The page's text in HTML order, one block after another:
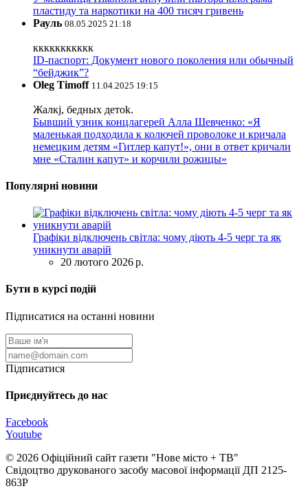
пластиду та наркотики на 400 тисяч гривень
Рауль 08.05.2025 21:18
ккккккккккк
ID-паспорт: Документ нового поколения или обычный
“бейджик”?
Oleg Timoff 11.04.2025 19:15
Жалкj, бедных детok.
Бывший узник концлагерей Алла Шевченко: «Я
маленькая подходила к колючей проволоке и кричала
немецким детям «Гитлер капут!», они в ответ кричали
мне «Сталин капут» и корчили рожицы»
Популярні новини
Графіки відключень світла: чому діють 4-5 черг та як
уникнути аварій
20 лютого 2026 р.
Бути в курсі подій
Підписатися на останні новини
Підписатися
Приєднуйтесь до нас
Facebook
Youtube
© 2026 Офіційний сайт газети "Нове мiсто + ТВ"
Свідоцтво друкованого засобу масової інформації ДП 2125-
863Р